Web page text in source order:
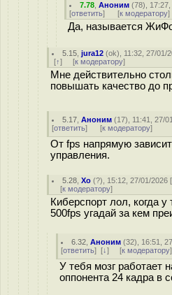
7.78 ,Аноним (78),
[ответить] [к модератору]
Да, называется
5.15 ,jura12 (ok), 11:32, 27/01/
[↑] [к модератору]
Мне действительно
повышать качество до
5.17 ,Аноним (17), 11:41, 27/
[ответить] [к модератору]
От fps напрямую
управления.
5.28 ,Xo (?), 15:12, 27/01/2026 [
[к модератору]
Киберспорт лол, когда
500fps угадай за кем
6.32 ,Аноним (32), 16:51,
[ответить] [↓] [к модератору]
У тебя мозг работает
оппонента 24 кадра в